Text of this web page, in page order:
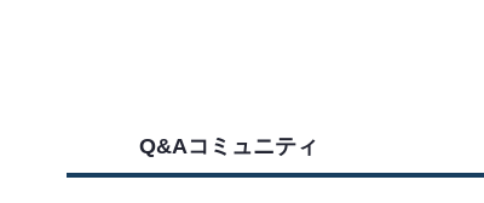
Q&Aコミュニティ